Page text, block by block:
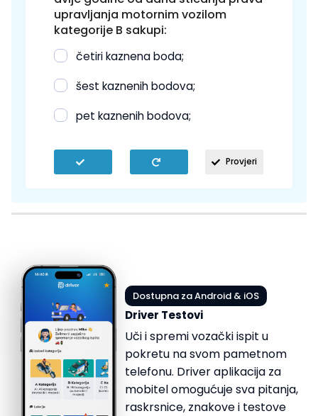
upravljanja motornim vozilom
kategorije B sakupi:
četiri kaznena boda;
šest kaznenih bodova;
pet kaznenih bodova;
Provjeri
Dostupna za Android & iOS
Driver Testovi
Uči i spremi vozački ispit u
pokretu na svom pametnom
telefonu. Driver aplikacija za
mobitel omogućuje sva pitanja,
raskrsnice, znakove i testove